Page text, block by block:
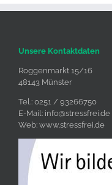
Unsere Kontaktdaten
Roggenmarkt 15/16
48143 Münster
Tel.: 0251 / 93266750
E-Mail: info@stressfrei.de
Web: www.stressfrei.de